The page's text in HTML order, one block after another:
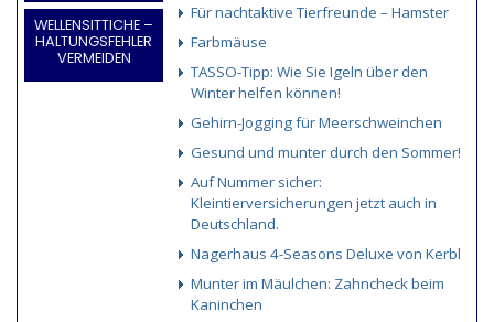
WELLENSITTICHE –
HALTUNGSFEHLER
VERMEIDEN
Für nachtaktive Tierfreunde – Hamster
Farbmäuse
TASSO-Tipp: Wie Sie Igeln über den
Winter helfen können!
Gehirn-Jogging für Meerschweinchen
Gesund und munter durch den Sommer!
Auf Nummer sicher:
Kleintierversicherungen jetzt auch in
Deutschland.
Nagerhaus 4-Seasons Deluxe von Kerbl
Munter im Mäulchen: Zahncheck beim
Kaninchen